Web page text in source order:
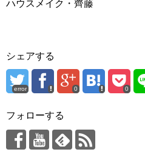
ハウスメイク・齊藤
シェアする
error 0 0
フォローする